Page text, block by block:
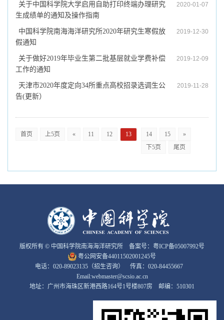
2020-01-07
关于中国科学院大学启用自助打印终端办理研究
生成绩单的通知及操作指南
2019-12-30
中国科学院南海海洋研究所2020年研究生寒假放
假通知
2019-12-09
关于做好2019年毕业生第二批基层就业学费补偿
工作的通知
2019-11-28
天津市2020年度定向34所重点高校招录选调生公
告(更新）
首页 上5页 « 11 12 13 14 15
»
下5页
尾页
版权所有 © 中国科学院南海海洋研究所 备案号： 粤ICP备05007992号
粤公网安备44011502001245号
电话：020-89023135（招生咨询） 传真：020-84455667
Email:webmaster@scsio.ac.cn
地址：广州市海珠区新港西路164号1号楼807房 邮编：510301